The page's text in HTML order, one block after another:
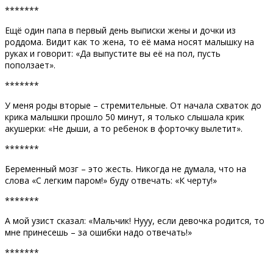
*******
Ещё один папа в первый день выписки жены и дочки из
роддома. Видит как то жена, то её мама носят малышку на
руках и говорит: «Да выпустите вы её на пол, пусть
поползает».
*******
У меня роды вторые – стремительные. От начала схваток до
крика малышки прошло 50 минут, я только слышала крик
акушерки: «Не дыши, а то ребенок в форточку вылетит».
*******
Беременный мозг – это жесть. Никогда не думала, что на
слова «С легким паром!» буду отвечать: «К черту!»
*******
А мой узист сказал: «Мальчик! Нууу, если девочка родится, то
мне принесешь – за ошибки надо отвечать!»
*******